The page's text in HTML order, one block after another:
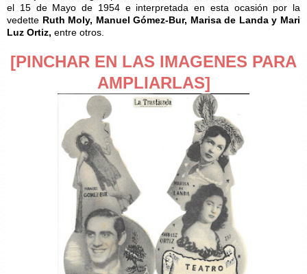
el 15 de Mayo de 1954 e interpretada en esta ocasión por la
vedette Ruth Moly, Manuel Gómez-Bur, Marisa de Landa y Mari
Luz Ortiz, entre otros.
[PINCHAR EN LAS IMAGENES PARA
AMPLIARLAS]